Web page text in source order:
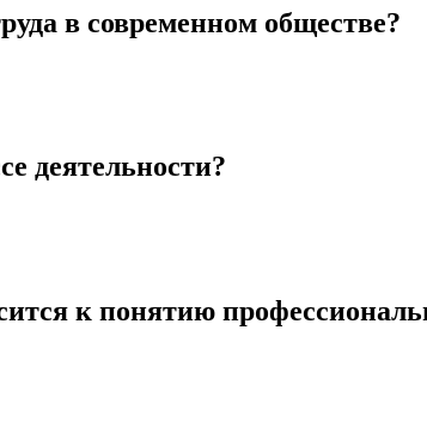
в современном обществе?
деятельности?
к понятию